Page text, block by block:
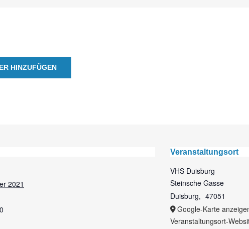
HINZUFÜGEN
2021
Veranstaltungsort
VHS Duisburg
Steinsche Gasse
Duisburg, 47051
Google-Karte
Veranstaltungsort-